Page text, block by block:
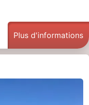
Plus d'informations